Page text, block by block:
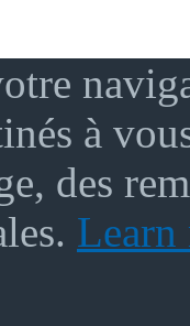
à
des
Learn